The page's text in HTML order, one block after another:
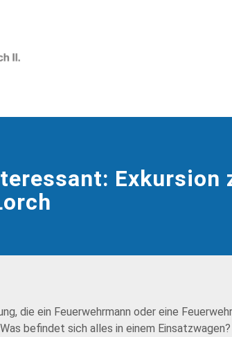
Exkursion
die ein Feuerwehrmann oder eine
befindet sich alles in einem